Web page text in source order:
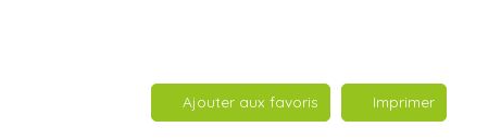
Ajouter aux favoris Imprimer